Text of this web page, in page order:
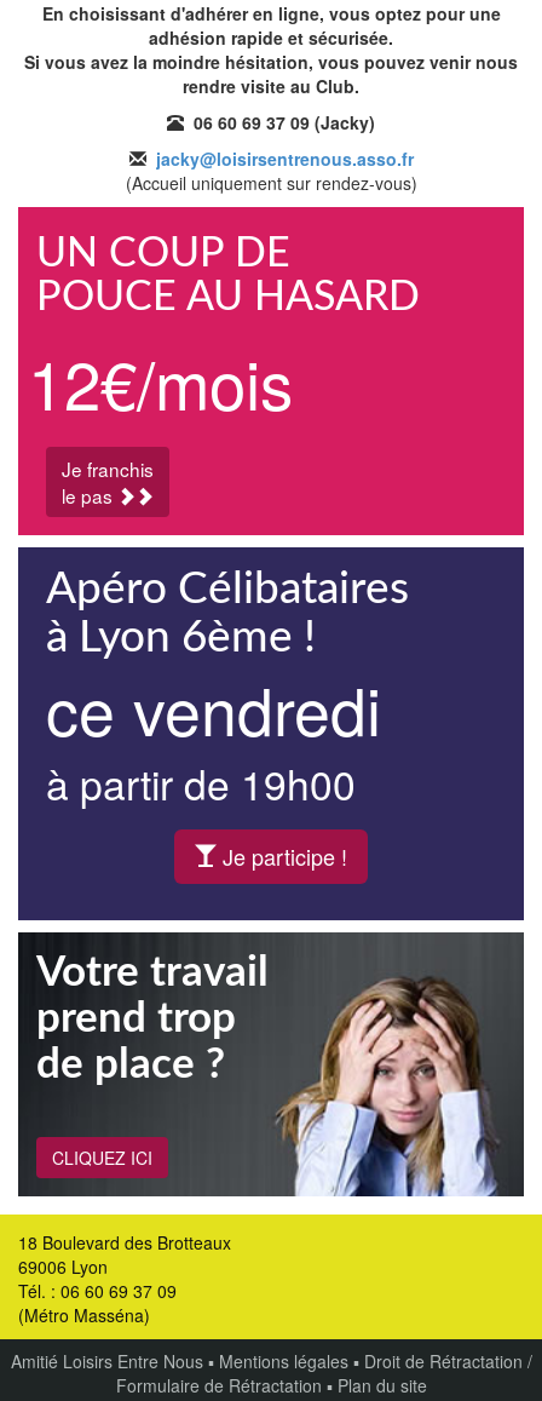
En choisissant d'adhérer en ligne, vous optez pour une
adhésion rapide et sécurisée.
Si vous avez la moindre hésitation, vous pouvez venir nous
rendre visite au Club.
06 60 69 37 09 (Jacky)
jacky@loisirsentrenous.asso.fr
(Accueil uniquement sur rendez-vous)
UN COUP DE
POUCE AU HASARD
12€/mois
Je franchis
le pas
Apéro Célibataires
à Lyon 6ème !
ce vendredi
à partir de 19h00
Je participe !
Votre travail
prend trop
de place ?
CLIQUEZ ICI
18 Boulevard des Brotteaux
69006 Lyon
Tél. : 06 60 69 37 09
(Métro Masséna)
Amitié Loisirs Entre Nous▪ Mentions légales▪ Droit de Rétractation /
Formulaire de Rétractation ▪ Plan du site